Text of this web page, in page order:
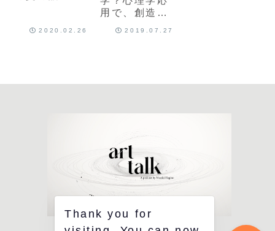
2020.02.26
用で、創造力
2019.07.27
Thank you for